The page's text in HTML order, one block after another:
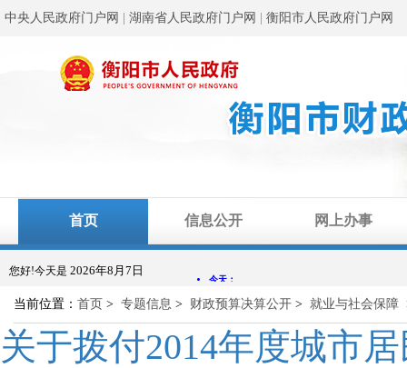
中央人民政府门户网 湖南省人民政府门户网 衡阳市人民政府门户网
首页 信息公开 网上办事
您好!今天是 2026年8月7日
当前位置： 首页 > 专题信息 > 财政预算决算公开 > 就业与社会保障
关于拨付2014年度城市